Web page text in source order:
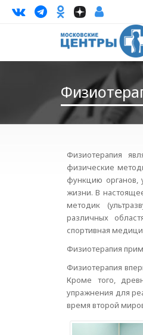
Физиотерапия
физические
функцию органов,
жизни. В
методик
различных
спортивная
Физиотерапия
Физиотерапия
Кроме того,
упражнения для
время второй